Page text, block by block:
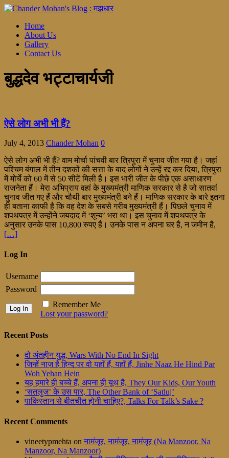
Home
About Us
Gallery
Contact Us
बुद्धदेव भट्टाचार्यजी
ऐसे लोग अभी भी हैं?
July 4, 2013 Chander Mohan 0
ऐसे लोग अभी भी हैं? वाम मोर्चा पांचवी बार त्रिपुरा में चुनाव जीत गया है। जहां
पश्चिम बंगाल में तीन दशकों की सत्ता के बाद लोगों ने उन्हें रद्द कर दिया, त्रिपुरा
में मोर्चे को 60 में से 50 सीटें मिली है। इस भारी जीत के पीछे एक असाधारण
राजनेता हैं। मेरा अभिप्राय वहां के मुख्यमंत्री माणिक सरकार से है जो सातवां
चुनाव जीत गए हैं और चौथी बार मुख्यमंत्री बने हैं। माणिक सरकार के बारे इतना
ही बताना काफी है कि वह देश के सबसे गरीब मुख्यमंत्री हैं। पिछले चुनाव में
शपथपत्र में उन्होंने जयदाद में ‘शून्य’ भरा था। इस चुनाव में शपथपत्र के
अनुसार उनके पास 10,800 रुपए हैं। उनके पास न अपना घर है, न जमीन है,
[…]
Log In
Username
Password
Remember Me
Lost your password?
Recent Posts
दो अंतहीन युद्ध, Wars With No End In Sight
जिन्हें नाज़ है हिन्द पर वो यहाँ हैं, यहाँ हैं, Jinhe Naaz He Hind Par
Woh Yehan Hein
यह हमारे ही बच्चे हैं, अपना ही यूथ है, They Our Kids, Our Youth
‘सतलुज’ के उस पार, The Other Bank of ‘Satluj’
पाकिस्तान से बीतचीत होनी चाहिए?, Talks For Talk’s Sake ?
Recent Comments
vineetypmehta on नामंजूर, नामंजूर, नामंजूर (Na Manzoor, Na
Manzoor, Na Manzoor)